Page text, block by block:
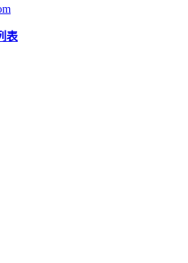
表